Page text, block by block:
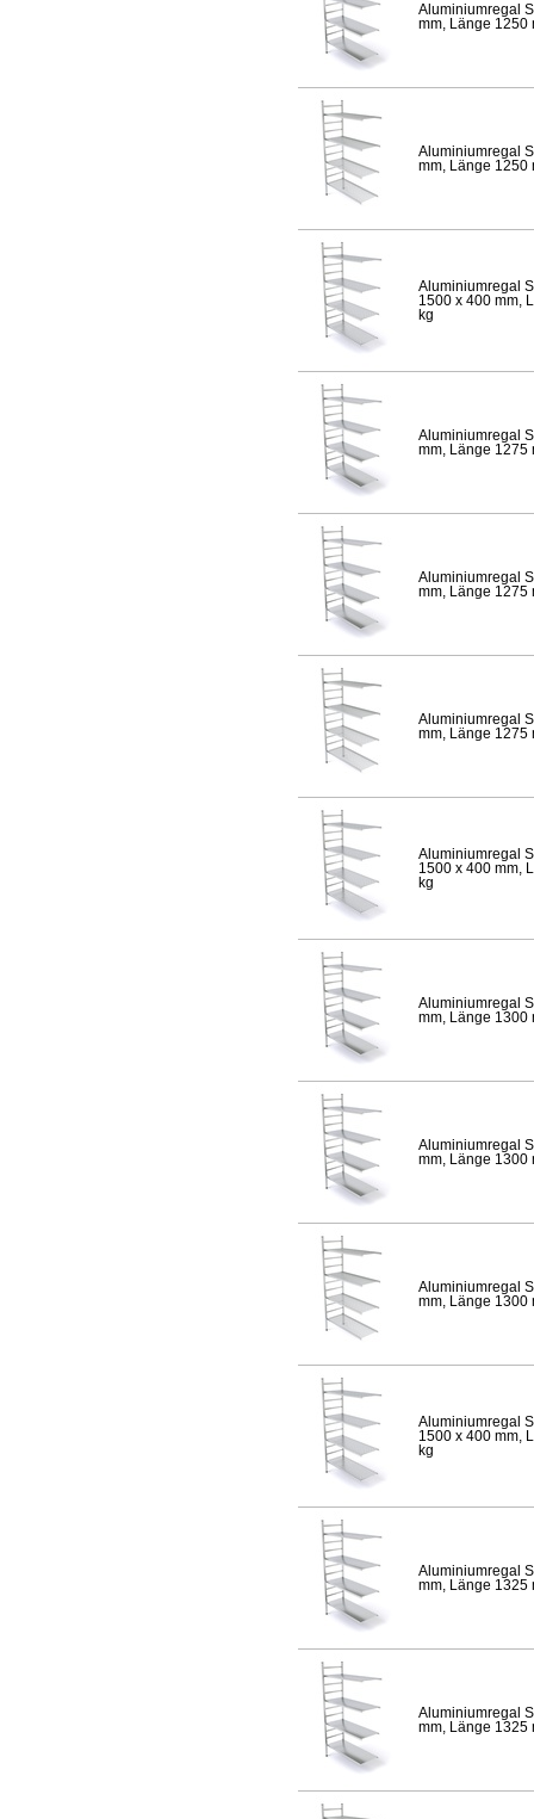
Aluminiumregal
mm, Länge 1250
Aluminiumregal
mm, Länge 1250
Aluminiumregal
1500 x 400 mm,
kg
Aluminiumregal
mm, Länge 1275
Aluminiumregal
mm, Länge 1275
Aluminiumregal
mm, Länge 1275
Aluminiumregal
1500 x 400 mm,
kg
Aluminiumregal
mm, Länge 1300
Aluminiumregal
mm, Länge 1300
Aluminiumregal
mm, Länge 1300
Aluminiumregal
1500 x 400 mm,
kg
Aluminiumregal
mm, Länge 1325
Aluminiumregal
mm, Länge 1325